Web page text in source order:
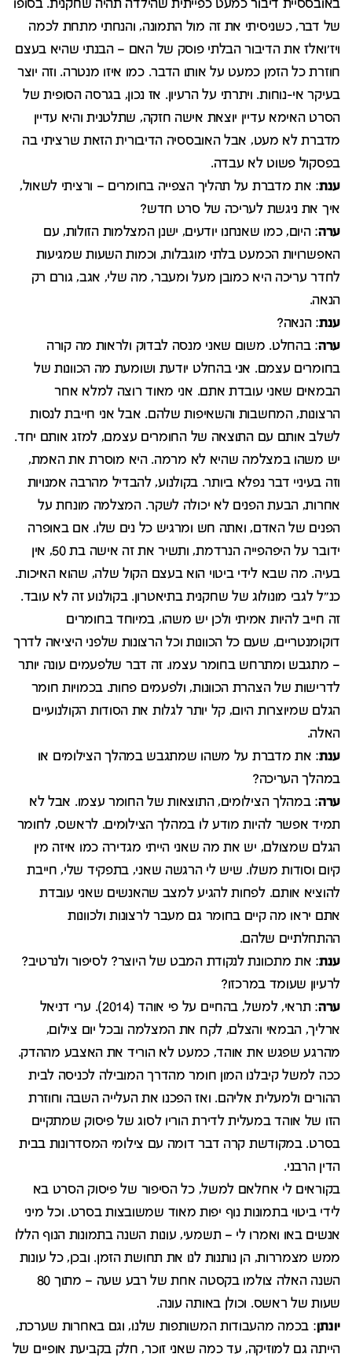
באובססיית דיבור כמעט כפייתית שהילדה תהיה שחקנית. בסופו
של דבר, כשניסיתי את זה מול התמונה, והנחתי מתחת לכמה
ויז'ואלז את הדיבור הבלתי פוסק של האם – הבנתי שהיא בעצם
חוזרת כל הזמן כמעט על אותו הדבר. כמו איזו מנטרה. וזה יוצר
בעיקר אי-נוחות. ויתרתי על הרעיון. אז נכון, בגרסה הסופית של
הסרט האימא עדיין יוצאת אישה חזקה, שתלטנית והיא עדיין
מדברת לא מעט, אבל האובססיה הדיבורית הזאת שרציתי בה
בפסקול פשוט לא עבדה.
ענת: את מדברת על תהליך הצפייה בחומרים – ורציתי לשאול,
איך את ניגשת לעריכה של סרט חדש?
ערה: היום, כמו שאנחנו יודעים, ישנן המצלמות הזולות, עם
האפשרויות הכמעט בלתי מוגבלות, וכמות השעות שמגיעות
לחדר עריכה היא כמובן מעל ומעבר, מה שלי, אגב, גורם רק
הנאה.
ענת: הנאה?
ערה: בהחלט. משום שאני מנסה לבדוק ולראות מה קורה
בחומרים עצמם. אני בהחלט יודעת ושומעת מה הכוונות של
הבמאים שאני עובדת אתם. אני מאוד רוצה למלא אחר
הרצונות, המחשבות והשאיפות שלהם. אבל אני חייבת לנסות
לשלב אותם עם התוצאה של החומרים עצמם, למזג אותם יחד.
יש משהו במצלמה שהיא לא מרמה. היא מוסרת את האמת,
וזה בעיניי דבר נפלא ביותר. בקולנוע, להבדיל מהרבה אמנויות
אחרות, הבעת הפנים לא יכולה לשקר. המצלמה מונחת על
הפנים של האדם, ואתה חש ומרגיש כל נים שלו. אם באופרה
ידובר על היפהפייה הנרדמת, ותשיר את זה אישה בת 50, אין
בעיה. מה שבא לידי ביטוי הוא בעצם הקול שלה, שהוא האיכות.
כנ"ל לגבי מונולוג של שחקנית בתיאטרון. בקולנוע זה לא עובד.
זה חייב להיות אמיתי ולכן יש משהו, במיוחד בחומרים
דוקומנטריים, שעם כל הכוונות וכל הרצונות שלפני היציאה לדרך
– מתגבש ומתרחש בחומר עצמו. זה דבר שלפעמים עונה יותר
לדרישות של הצהרת הכוונות, ולפעמים פחות. בכמויות חומר
הגלם שמיוצרות היום, קל יותר לגלות את הסודות הקולנועיים
האלה.
ענת: את מדברת על משהו שמתגבש במהלך הצילומים או
במהלך העריכה?
ערה: במהלך הצילומים, התוצאות של החומר עצמו. אבל לא
תמיד אפשר להיות מודע לו במהלך הצילומים. לראשס, לחומר
הגלם שמצולם, יש את מה שאני הייתי מגדירה כמו איזה מין
קיום וסודות משלו. שיש לי הרגשה שאני, בתפקיד שלי, חייבת
להוציא אותם. לפחות להגיע למצב שהאנשים שאני עובדת
אתם יראו מה קיים בחומר גם מעבר לרצונות ולכוונות
ההתחלתיים שלהם.
ענת: את מתכוונת לנקודת המבט של היוצר? לסיפור ולנרטיב?
לרעיון שעומד במרכזו?
ערה
: תראי, למשל, בהחיים על פי אוהד (2014). ערי דניאל
ארליך, הבמאי והצלם, לקח את המצלמה ובכל יום צילום,
מהרגע שפגש את אוהד, כמעט לא הוריד את האצבע מההדק.
ככה למשל קיבלנו המון חומר מהדרך המובילה לכניסה לבית
ההורים ולמעלית אליהם. ואז הפכנו את העלייה השבה וחוזרת
הזו של אוהד במעלית לדירת הוריו לסוג של פיסוק שמתקיים
בסרט. במקודשת קרה דבר דומה עם צילומי המסדרונות בבית
הדין הרבני.
בקוראים לי אחלאם למשל, כל הסיפור של פיסוק הסרט בא
לידי ביטוי בתמונות נוף יפות מאוד שמשובצות בסרט. וכל מיני
אנשים באו ואמרו לי – תשמעי, עונות השנה בתמונות הנוף הללו
ממש מצמררות, הן נותנות לנו את תחושת הזמן. ובכן, כל עונות
השנה האלה צולמו בקסטה אחת של רבע שעה – מתוך 80
שעות של ראשס. וכולן באותה עונה.
יונתן: בכמה מהעבודות המשותפות שלנו, וגם באחרות שערכת,
הייתה גם למוזיקה, עד כמה שאני זוכר, חלק בקביעת אופיים של